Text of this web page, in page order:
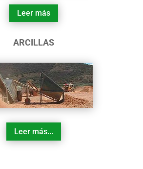
Leer más
ARCILLAS
Leer más...